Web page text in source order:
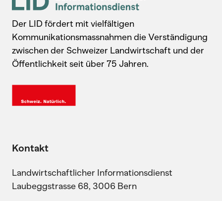
Der LID fördert mit vielfältigen
Kommunikationsmassnahmen die Verständigung
zwischen der Schweizer Landwirtschaft und der
Öffentlichkeit seit über 75 Jahren.
Kontakt
Landwirtschaftlicher Informationsdienst
Laubeggstrasse 68, 3006 Bern